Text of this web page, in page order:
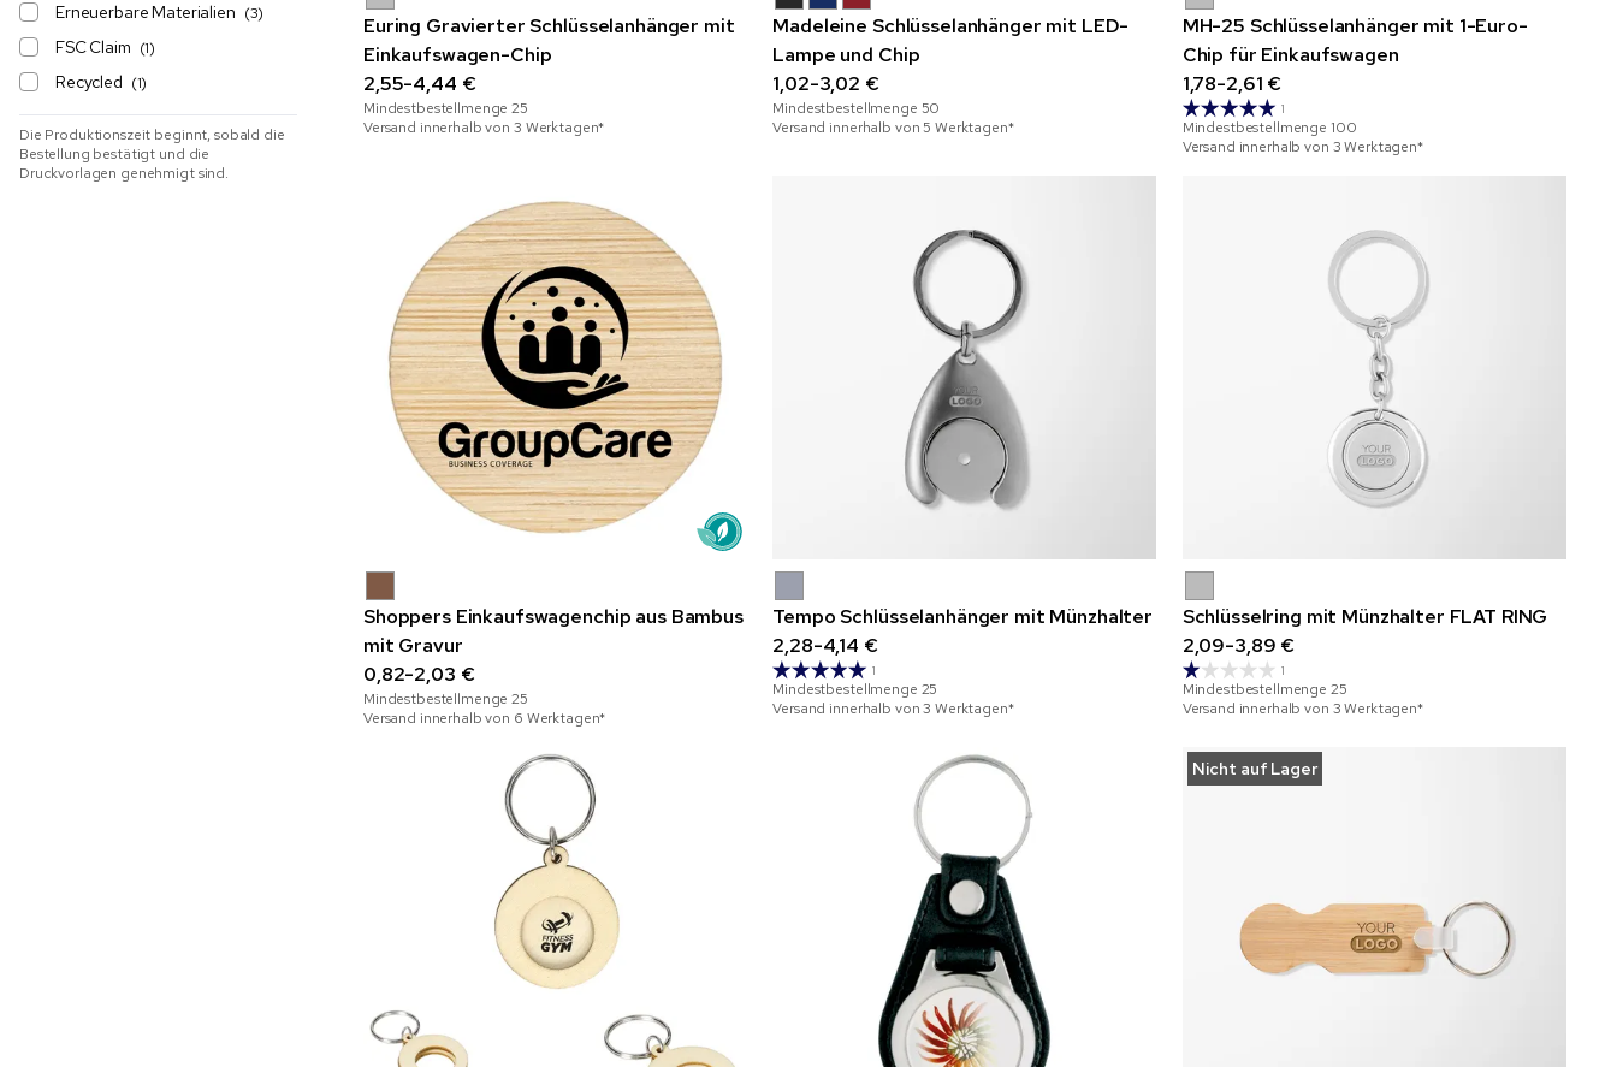
Erneuerbare Materialien (3)
FSC Claim (1)
Recycled (1)
Die Produktionszeit beginnt, sobald die
Bestellung bestätigt und die
Druckvorlagen genehmigt sind.
Euring Gravierter Schlüsselanhänger mit
Einkaufswagen-Chip
2,55-4,44 €
Mindestbestellmenge25
Versand innerhalb von 3 Werktagen*
Madeleine Schlüsselanhänger mit LED-
Lampe und Chip
1,02-3,02 €
Mindestbestellmenge 50
Versand innerhalb von 5 Werktagen*
MH-25 Schlüsselanhänger mit 1-Euro-
Chip für Einkaufswagen
1,78-2,61 €
1
Mindestbestellmenge 100
Versand innerhalb von 3 Werktagen*
Shoppers Einkaufswagenchip aus Bambus
mit Gravur
0,82-2,03 €
Mindestbestellmenge25
Versand innerhalb von 6 Werktagen*
Tempo Schlüsselanhänger mit Münzhalter
2,28-4,14 €
1
Mindestbestellmenge 25
Versand innerhalb von 3 Werktagen*
Schlüsselring mit Münzhalter FLAT RING
2,09-3,89 €
1
Mindestbestellmenge 25
Versand innerhalb von 3 Werktagen*
Nicht auf Lager